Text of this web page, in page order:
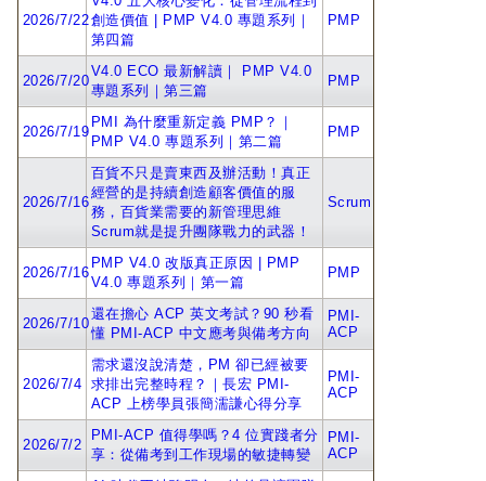
2026/7/22創造價值 | PMP V4.0 專題系列｜
第四篇
PMP
2026/7/20
V4.0 ECO 最新解讀｜ PMP V4.0
專題系列｜第三篇
PMP
2026/7/19
PMI 為什麼重新定義 PMP？｜
PMP V4.0 專題系列｜第二篇
PMP
2026/7/16
百貨不只是賣東西及辦活動！真正
經營的是持續創造顧客價值的服
務，百貨業需要的新管理思維
Scrum就是提升團隊戰力的武器！
Scrum
2026/7/16
PMP V4.0 改版真正原因 | PMP
V4.0 專題系列｜第一篇
PMP
2026/7/10
還在擔心 ACP 英文考試？90 秒看
懂 PMI-ACP 中文應考與備考方向
PMI-
ACP
2026/7/4
需求還沒說清楚，PM 卻已經被要
求排出完整時程？｜長宏 PMI-
ACP 上榜學員張簡濡謙心得分享
PMI-
ACP
2026/7/2
PMI-ACP 值得學嗎？4 位實踐者分
享：從備考到工作現場的敏捷轉變
PMI-
ACP